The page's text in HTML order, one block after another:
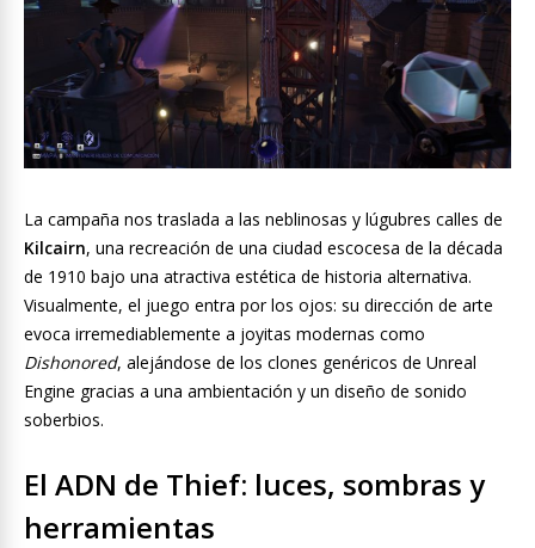
La campaña nos traslada a las neblinosas y lúgubres calles de
Kilcairn, una recreación de una ciudad escocesa de la década
de 1910 bajo una atractiva estética de historia alternativa.
Visualmente, el juego entra por los ojos: su dirección de arte
evoca irremediablemente a joyitas modernas como
Dishonored, alejándose de los clones genéricos de Unreal
Engine gracias a una ambientación y un diseño de sonido
soberbios.
El ADN de Thief: luces, sombras y
herramientas